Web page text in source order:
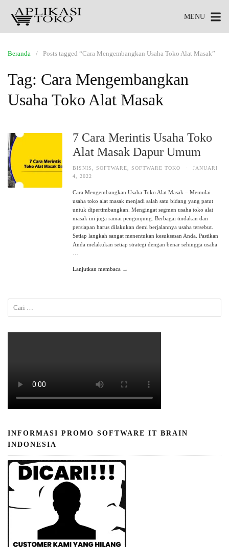
MENU
Beranda Posts tagged “Cara Mengembangkan Usaha Toko Alat Masak”
Tag: Cara Mengembangkan
Usaha Toko Alat Masak
7 Cara Merintis Usaha Toko
Alat Masak Dapur Umum
BISNIS ,SOFTWARE ,SOFTWARE TOKO ·
JANUARI
4, 2022
Cara Mengembangkan Usaha Toko Alat Masak – Memulai
usaha toko alat masak menjadi salah satu bidang yang patut
untuk dipertimbangkan. Mengingat segmen usaha toko alat
masak ini juga ramai pengunjung. Berbagai tindakan dan
persiapan harus dilakukan demi berjalannya usaha tersebut.
Setiap langkah sangat menentukan kesuksesan Anda. Pastikan
Anda melakukan setiap strategi dengan benar sehingga usaha
Lanjutkan membaca →
INFORMASI PROMO SOFTWARE IT BRAIN
INDONESIA